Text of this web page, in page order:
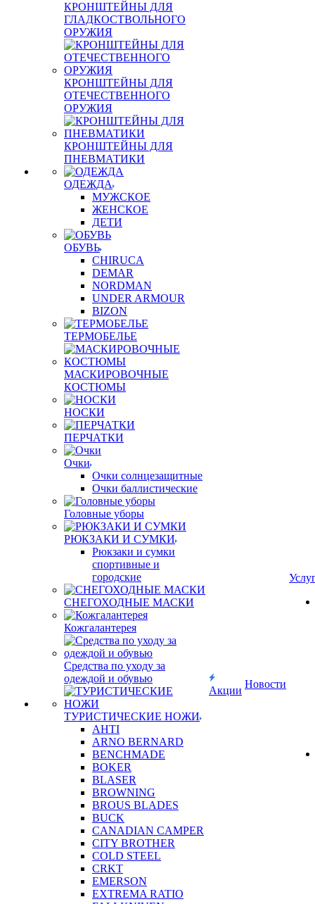
КРОНШТЕЙНЫ ДЛЯ
ГЛАДКОСТВОЛЬНОГО
ОРУЖИЯ
КРОНШТЕЙНЫ ДЛЯ
ОТЕЧЕСТВЕННОГО
ОРУЖИЯ
КРОНШТЕЙНЫ ДЛЯ
ПНЕВМАТИКИ
ОДЕЖДА
МУЖСКОЕ
ЖЕНСКОЕ
ДЕТИ
ОБУВЬ
CHIRUCA
DEMAR
NORDMAN
UNDER ARMOUR
BIZON
ТЕРМОБЕЛЬЕ
МАСКИРОВОЧНЫЕ
КОСТЮМЫ
НОСКИ
ПЕРЧАТКИ
Очки
Очки солнцезащитные
Очки баллистические
Головные уборы
РЮКЗАКИ И СУМКИ
Рюкзаки и сумки
спортивные и
городские
СНЕГОХОДНЫЕ МАСКИ
Кожгалантерея
Средства по уходу за
одеждой и обувью
ТУРИСТИЧЕСКИЕ НОЖИ
AHTI
ARNO BERNARD
BENCHMADE
BOKER
BLASER
BROWNING
BROUS BLADES
BUCK
CANADIAN CAMPER
CITY BROTHER
COLD STEEL
CRKT
EMERSON
EXTREMA RATIO
Акции
Новости